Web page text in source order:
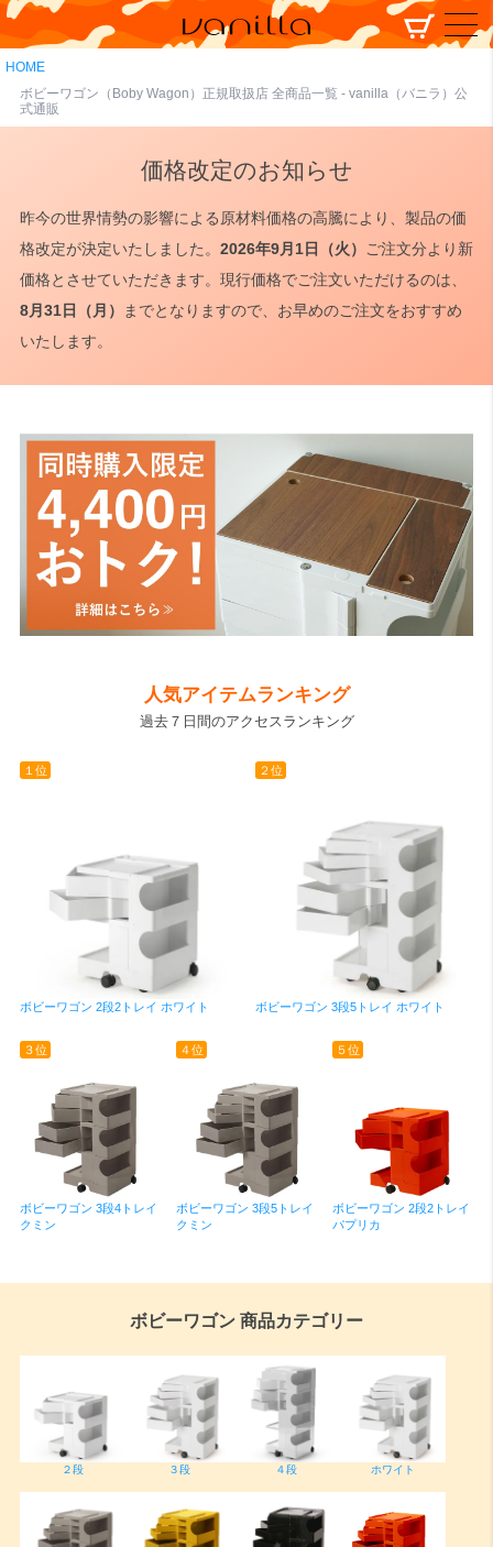
HOME
ボビーワゴン（Boby Wagon）正規取扱店 全商品一覧 - vanilla（バニラ）公
式通販
検索
価格改定のお知らせ
昨今の世界情勢の影響による原材料価格の高騰により、製品の価
格改定が決定いたしました。 2026年9月1日（火）
ご注文分より新
価格とさせていただきます。現行価格でご注文いただけるのは、
8月31日（月）
までとなりますので、お早めのご注文をおすすめ
いたします。
人気アイテムランキング
過去７日間のアクセスランキング
１位
ボビーワゴン 2段2トレイ ホワイト
２位
ボビーワゴン 3段5トレイ ホワイト
３位
ボビーワゴン 3段4トレイ
クミン
４位
ボビーワゴン 3段5トレイ
クミン
５位
ボビーワゴン 2段2トレイ
パプリカ
ボビーワゴン 商品カテゴリー
２段 ３段 ４段 ホワイト